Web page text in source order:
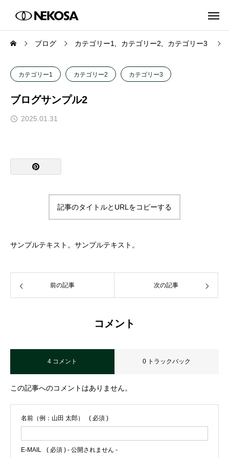
ブログ カテゴリー1 カテゴリー2 カテゴリー3
カテゴリー1 カテゴリー2 カテゴリー3
ブログサンプル2
2025.01.31
記事のタイトルとURLをコピーする
サンプルテキスト。サンプルテキスト。
前の記事 次の記事
コメント
4 コメント 0 トラックバック
この記事へのコメントはありません。
名前（例：山田 太郎） ( 必須 )
E-MAIL ( 必須 ) - 公開されません -